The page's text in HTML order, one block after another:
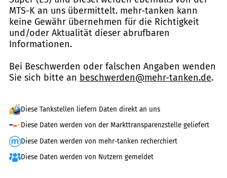
MTS-K an uns übermittelt. mehr-tanken kann
keine Gewähr übernehmen für die Richtigkeit
und/oder Aktualität dieser abrufbaren
Informationen.
Bei Beschwerden oder falschen Angaben wenden
Sie sich bitte an beschwerden@mehr-tanken.de.
Diese Tankstellen liefern Daten direkt an uns
Diese Daten werden von der Markttransparenzstelle geliefert
Diese Daten werden von mehr-tanken recherchiert
Diese Daten werden von Nutzern gemeldet